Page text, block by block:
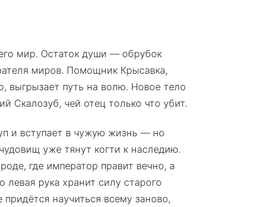
мир. Остаток души — обрубок
миров. Помощник Крысавка,
выгрызает путь на волю. Новое тело
Скалозуб, чей отец только что убит.
и вступает в чужую жизнь — но
уже тянут когти к наследию.
где император правит вечно, а
рука хранит силу старого
научиться всему заново,